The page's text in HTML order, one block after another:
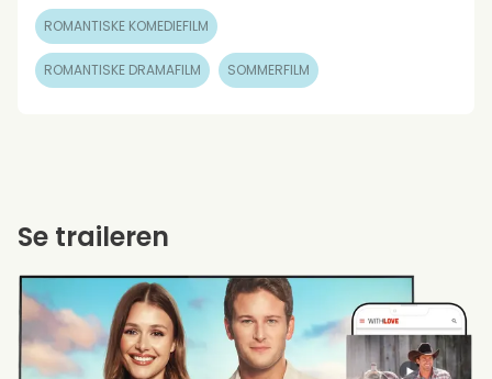
ROMANTISKE KOMEDIEFILM
ROMANTISKE DRAMAFILM SOMMERFILM
Se traileren